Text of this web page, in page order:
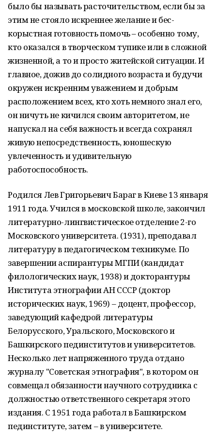
было бы называть расточительством, если бы за
этим не стояло искреннее желание и бес­
корыстная готовность помочь – особенно тому,
кто оказался в творческом тупике или в сложной
жизненной, а то и просто житейской ситуации. И
главное, дожив до солидного возраста и будучи
окружен искрен­ним уважением и добрым
расположением всех, кто хоть немного знал его,
он ничуть не кичился своим авторитетом, не
напускал на себя важность и всегда сохранял
живую не­посредственность, юношескую
увлеченность и удивительную
работоспособность.
Родился Лев Григорьевич Бараг в Киеве 13 января
1911 года. Учился в московской школе, закончил
литературно-лингвис­тическое отделение 2-го
Московского универ­ситета. (1931), преподавал
литературу в пе­дагогическом техникуме. По
завершении ас­пирантуры МГПИ (кандидат
филологических наук, 1938) и докторантуры
Института этно­графии АН СССР (доктор
исторических наук, 1969) – доцент, профессор,
заведующий ка­федрой литературы
Белорусского, Уральско­го, Московского и
Башкирского пединститутов и университетов.
Несколько лет напряжен­ного труда отдано
журналу "Советская этно­графия", в котором он
совмещал обязанности научного сотрудника с
должностью ответственного секретаря этого
издания. С 1951 года работал в Башкирском
пединституте, затем – в университете.